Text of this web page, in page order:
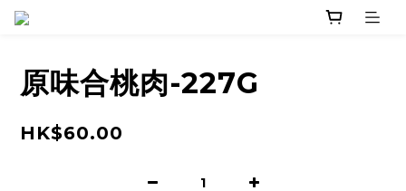
原味合桃肉-227G
HK$60.00